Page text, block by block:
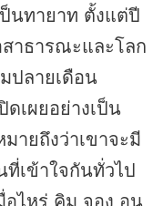
นทายาท ตั้งแต่ปี
าธารณะและโลก
ปลายเดือน
เผยอย่างเป็น
ายถึงว่าเขาจะมี
เข้าใจกันทั่วไป
อไหร่ คิม จอง อุน